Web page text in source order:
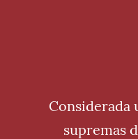
Considerada
supremas